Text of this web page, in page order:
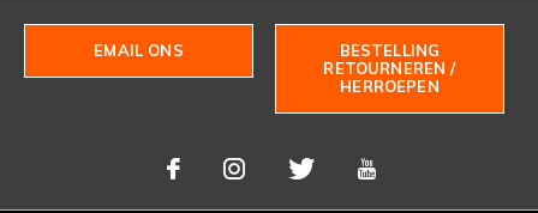
EMAIL ONS
BESTELLING
RETOURNEREN /
HERROEPEN